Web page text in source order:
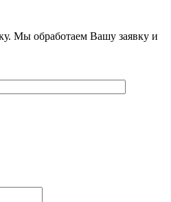
Мы обработаем Вашу заявку и